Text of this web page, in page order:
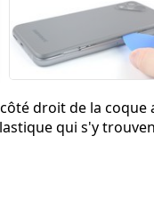
droit de la
qui s'y